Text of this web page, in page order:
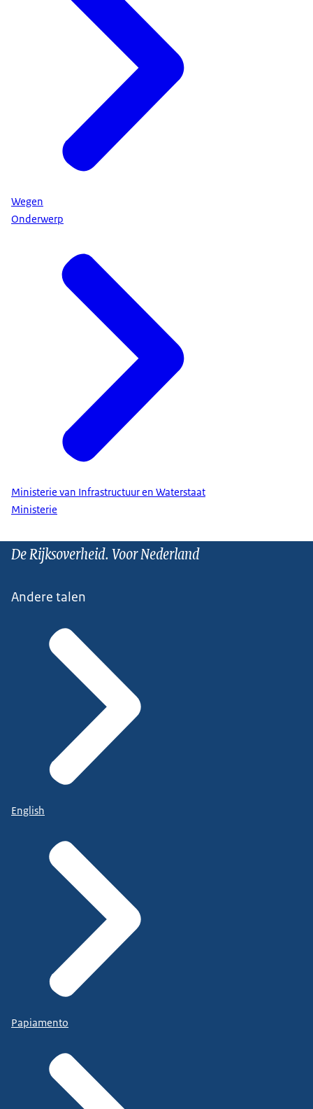
Wegen
Onderwerp
Ministerie van Infrastructuur en Waterstaat
Ministerie
De Rijksoverheid. Voor Nederland
Andere talen
English
Papiamento